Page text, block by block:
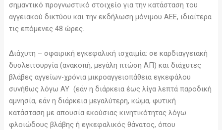
σημαντικό προγνωστικό στοιχείο για την κατάσταση του
αγγειακού δικτύου και την εκδήλωση μόνιμου ΑΕΕ, ιδιαίτερα
τις επόμενες 48 ώρες.
Διάχυτη – σφαιρική εγκεφαλική ισχαιμία: σε καρδιαγγειακή
δυσλειτουργία (ανακοπή, μεγάλη πτώση ΑΠ) και διάχυτες
βλάβες αγγείων-χρόνια μικροαγγειοπάθεια εγκεφάλου
συνήθως λόγω ΑΥ (εάν η διάρκεια έως λίγα λεπτά παροδική
αμνησία, εάν η διάρκεια μεγαλύτερη, κώμα, φυτική
κατάσταση με απουσία εκούσιας κινητικότητας λόγω
φλοιώδους βλάβης ή εγκεφαλικός θάνατος, όπου